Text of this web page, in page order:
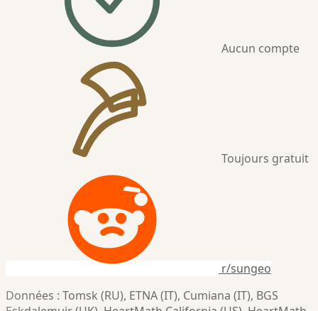
Aucun compte
Toujours gratuit
r/sungeo
Données : Tomsk (RU), ETNA (IT), Cumiana (IT), BGS